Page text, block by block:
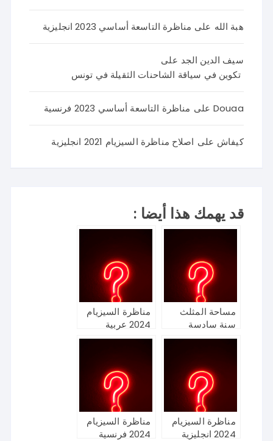
هبة الله على مناظرة التاسعة أساسي 2023 انجليزية
سيف الدين الجد على
تكوين في سياقة الشاحنات الثقيلة في تونس
Douaa على مناظرة التاسعة أساسي 2023 فرنسية
كيفاش على اصلاح مناظرة السيزيام 2021 انجليزية
قد يهمك هذا أيضا :
مساحة المثلث
سنة سادسة
مناظرة السيزيام
2024 عربية
مناظرة السيزيام
2024 انجليزية
مناظرة السيزيام
2024 فرنسية